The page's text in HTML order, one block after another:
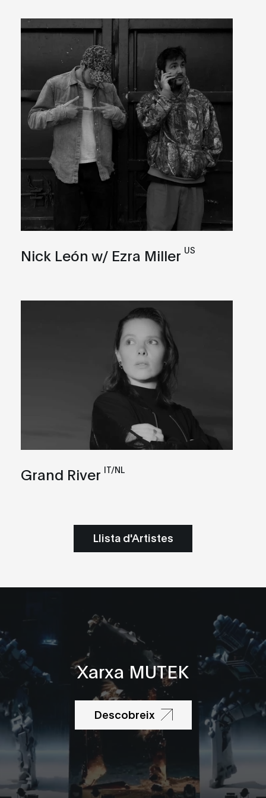
Nick León w/ Ezra Miller US
Grand River IT/NL
Llista d'Artistes
Xarxa MUTEK
Descobreix